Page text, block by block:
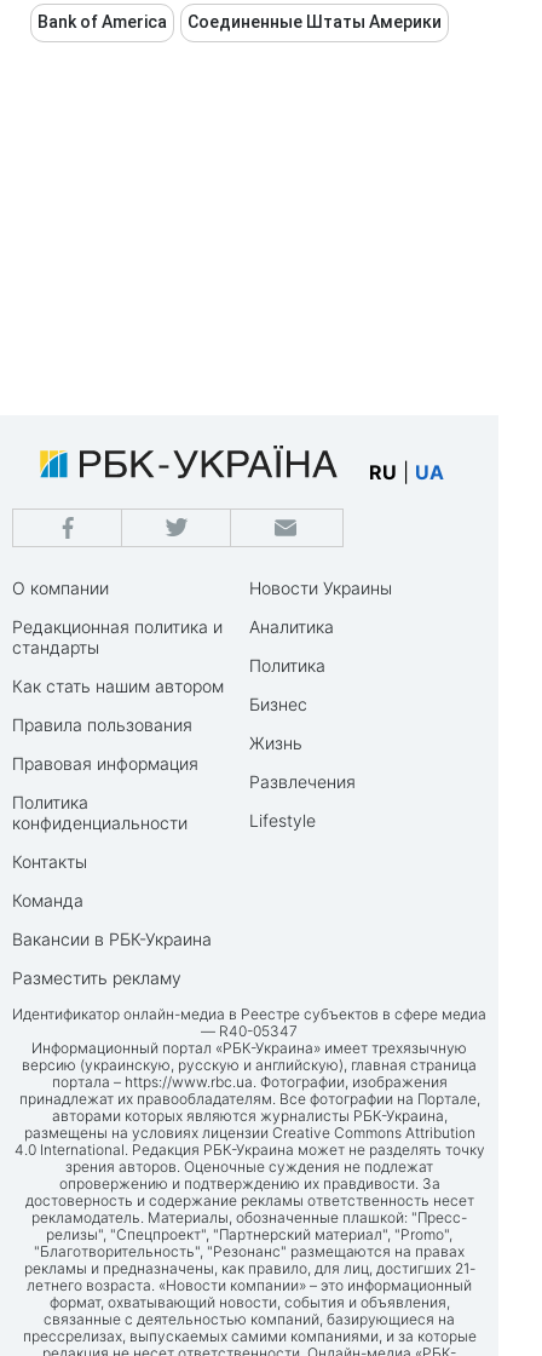
Bank of America Соединенные Штаты Америки
RU UA
О компании
Редакционная политика и
стандарты
Как стать нашим автором
Правила пользования
Правовая информация
Политика
конфиденциальности
Контакты
Команда
Вакансии в РБК-Украина
Разместить рекламу
Новости Украины
Аналитика
Политика
Бизнес
Жизнь
Развлечения
Lifestyle
Идентификатор онлайн-медиа в Реестре субъектов в сфере медиа
— R40-05347
Информационный портал «РБК-Украина» имеет трехязычную
версию (украинскую, русскую и английскую), главная страница
портала – https://www.rbc.ua. Фотографии, изображения
принадлежат их правообладателям. Все фотографии на Портале,
авторами которых являются журналисты РБК-Украина,
размещены на условиях лицензии Creative Commons Attribution
4.0 International. Редакция РБК-Украина может не разделять точку
зрения авторов. Оценочные суждения не подлежат
опровержению и подтверждению их правдивости. За
достоверность и содержание рекламы ответственность несет
рекламодатель. Материалы, обозначенные плашкой: "Пресс-
релизы", "Спецпроект", "Партнерский материал", "Promo",
"Благотворительность", "Резонанс" размещаются на правах
рекламы и предназначены, как правило, для лиц, достигших 21-
летнего возраста. «Новости компании» – это информационный
формат, охватывающий новости, события и объявления,
связанные с деятельностью компаний, базирующиеся на
прессрелизах, выпускаемых самими компаниями, и за которые